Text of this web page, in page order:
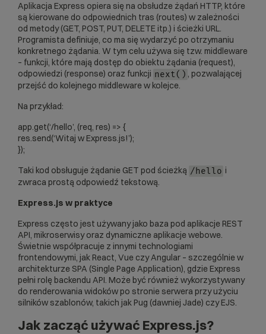
Aplikacja Express opiera się na obsłudze żądań HTTP, które
są kierowane do odpowiednich tras (routes) w zależności
od metody (GET, POST, PUT, DELETE itp.) i ścieżki URL.
Programista definiuje, co ma się wydarzyć po otrzymaniu
konkretnego żądania. W tym celu używa się tzw. middleware
– funkcji, które mają dostęp do obiektu żądania (request),
odpowiedzi (response) oraz funkcji next() , pozwalającej
przejść do kolejnego middleware w kolejce.
Na przykład:
app.get(‘/hello’, (req, res) => {
res.send(‘Witaj w Express.js!’);
});
Taki kod obsługuje żądanie GET pod ścieżką /hello i
zwraca prostą odpowiedź tekstową.
Express.js w praktyce
Express często jest używany jako baza pod aplikacje REST
API, mikroserwisy oraz dynamiczne aplikacje webowe.
Świetnie współpracuje z innymi technologiami
frontendowymi, jak React , Vue czyAngular – szczególnie w
architekturze SPA (Single Page Application), gdzie Express
pełni rolę backendu API. Może być również wykorzystywany
do renderowania widoków po stronie serwera przy użyciu
silników szablonów, takich jak Pug (dawniej Jade) czy EJS.
Jak zacząć używać Express.js?